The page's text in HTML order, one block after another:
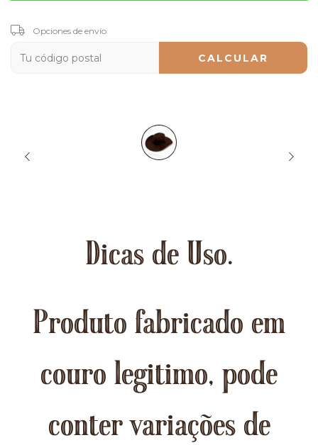
Entregas para el CP:
Opciones de envío
CALCULAR
Dicas de Uso.
Produto fabricado em
couro legitimo, pode
conter variações de